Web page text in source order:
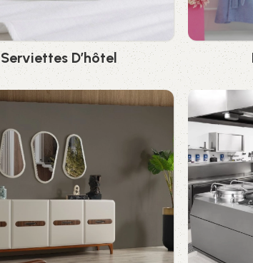
Serviettes D’hôtel